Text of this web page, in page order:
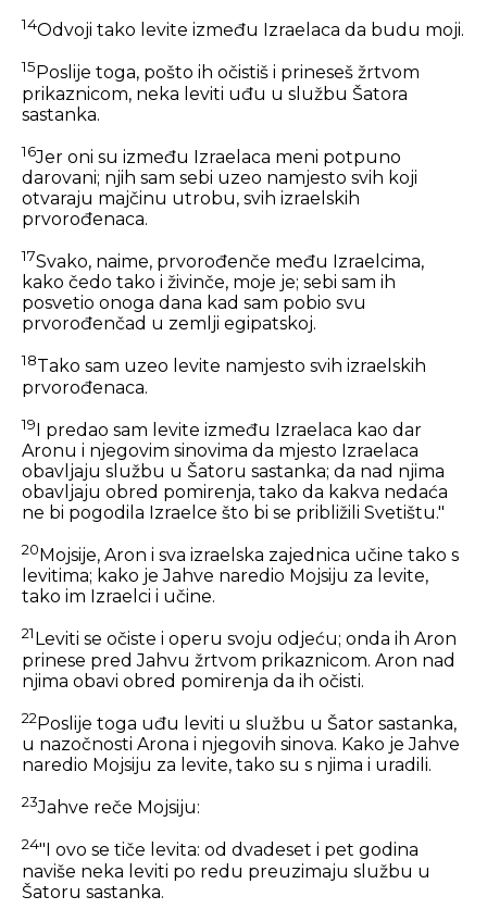
14Odvoji tako levite između Izraelaca da budu moji.
15 Poslije toga, pošto ih očistiš i prineseš žrtvom
prikaznicom, neka leviti uđu u službu Šatora
sastanka.
16Jer oni su između Izraelaca meni potpuno
darovani; njih sam sebi uzeo namjesto svih koji
otvaraju majčinu utrobu, svih izraelskih
prvorođenaca.
17Svako, naime, prvorođenče među Izraelcima,
kako čedo tako i živinče, moje je; sebi sam ih
posvetio onoga dana kad sam pobio svu
prvorođenčad u zemlji egipatskoj.
18Tako sam uzeo levite namjesto svih izraelskih
prvorođenaca.
19I predao sam levite između Izraelaca kao dar
Aronu i njegovim sinovima da mjesto Izraelaca
obavljaju službu u Šatoru sastanka; da nad njima
obavljaju obred pomirenja, tako da kakva nedaća
ne bi pogodila Izraelce što bi se približili Svetištu."
20 Mojsije, Aron i sva izraelska zajednica učine tako s
levitima; kako je Jahve naredio Mojsiju za levite,
tako im Izraelci i učine.
21 Leviti se očiste i operu svoju odjeću; onda ih Aron
prinese pred Jahvu žrtvom prikaznicom. Aron nad
njima obavi obred pomirenja da ih očisti.
22Poslije toga uđu leviti u službu u Šator sastanka,
u nazočnosti Arona i njegovih sinova. Kako je Jahve
naredio Mojsiju za levite, tako su s njima i uradili.
23Jahve reče Mojsiju:
24"I ovo se tiče levita: od dvadeset i pet godina
naviše neka leviti po redu preuzimaju službu u
Šatoru sastanka.